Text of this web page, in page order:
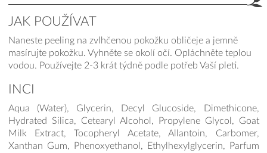
product.label.guide
JAK POUŽÍVAT
Naneste peeling na zvlhčenou pokožku obličeje a jemně
masírujte pokožku. Vyhněte se okolí očí. Opláchněte teplou
vodou. Používejte 2-3 krát týdně podle potřeb Vaší pleti.
INCI
Aqua (Water), Glycerin, Decyl Glucoside, Dimethicone,
Hydrated Silica, Cetearyl Alcohol, Propylene Glycol, Goat
Milk Extract, Tocopheryl Acetate, Allantoin, Carbomer,
Xanthan Gum, Phenoxyethanol, Ethylhexylglycerin, Parfum